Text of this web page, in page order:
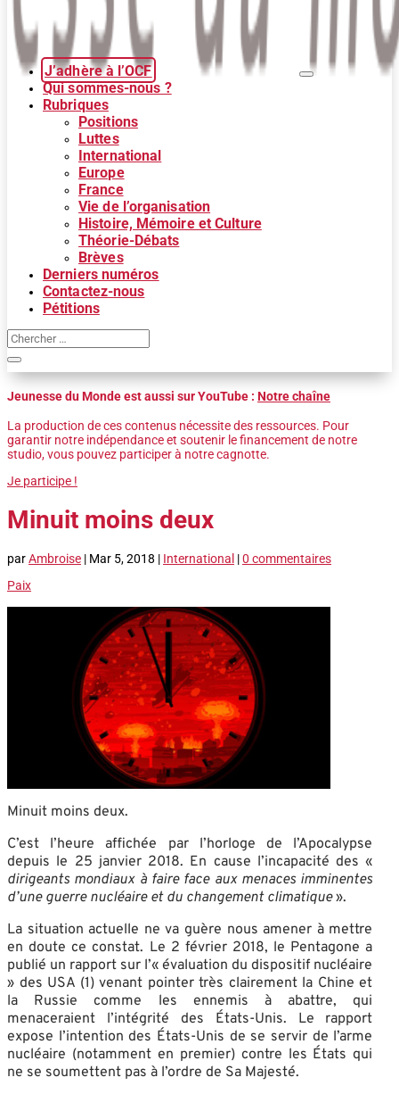
J’adhère à l’OCF
Qui sommes-nous ?
Rubriques
Positions
Luttes
International
Europe
France
Vie de l’organisation
Histoire, Mémoire et Culture
Théorie-Débats
Brèves
Derniers numéros
Contactez-nous
Pétitions
Jeunesse du Monde est aussi sur YouTube : Notre chaîne
La production de ces contenus nécessite des ressources. Pour
garantir notre indépendance et soutenir le financement de notre
studio, vous pouvez participer à notre cagnotte.
Je participe !
Minuit moins deux
parAmbroise | Mar 5, 2018 | International |0 commentaires
Paix
Minuit moins deux.
C’est l’heure affichée par l’horloge de l’Apocalypse
depuis le 25 janvier 2018. En cause l’incapacité des «
dirigeants mondiaux à faire face aux menaces imminentes
d’une guerre nucléaire et du changement climatique».
La situation actuelle ne va guère nous amener à mettre
en doute ce constat. Le 2 février 2018, le Pentagone a
publié un rapport sur l’« évaluation du dispositif nucléaire
» des USA (1) venant pointer très clairement la Chine et
la Russie comme les ennemis à abattre, qui
menaceraient l’intégrité des États-Unis. Le rapport
expose l’intention des États-Unis de se servir de l’arme
nucléaire (notamment en premier) contre les États qui
ne se soumettent pas à l’ordre de Sa Majesté.